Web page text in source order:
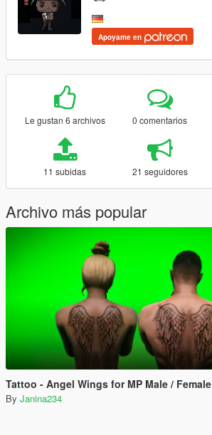
Apoyame en
Le gustan 6 archivos 0 comentarios
11 subidas 21 seguidores
Archivo más popular
Tattoo - Angel Wings for MP Male / Female
By Janina234